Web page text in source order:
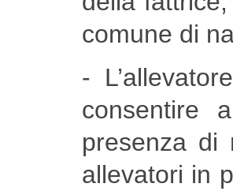
comune di
-
consentire
presenza di
allevatori in